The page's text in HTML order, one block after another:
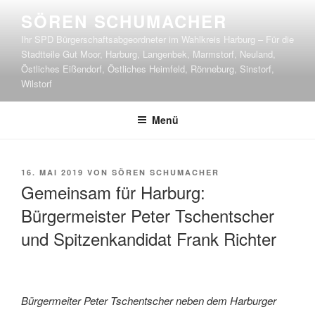
Inhalt
springen
SÖREN SCHUMACHER
Ihr SPD Bürgerschaftsabgeordneter im Wahlkreis Harburg – Für die
Stadtteile Gut Moor, Harburg, Langenbek, Marmstorf, Neuland,
Östliches Eißendorf, Östliches Heimfeld, Rönneburg, Sinstorf,
Wilstorf
Menü
VERÖFFENTLICHT
16. MAI 2019 VON SÖREN SCHUMACHER
Gemeinsam für Harburg:
Bürgermeister Peter Tschentscher
und Spitzenkandidat Frank Richter
Bürgermeiter Peter Tschentscher neben dem Harburger